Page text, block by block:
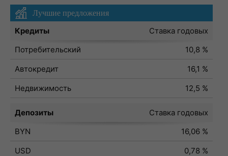
Лучшие предложения
Кредиты
Ставка годовых
Потребительский
10,8 %
Автокредит
16,1 %
Недвижимость
12,5 %
Депозиты
Ставка годовых
BYN
16,06 %
USD
0,78 %